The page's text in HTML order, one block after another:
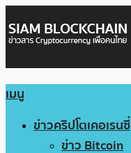
เมนู
ข่าวคริปโตเคอเรนซี่
ข่าว Bitcoin